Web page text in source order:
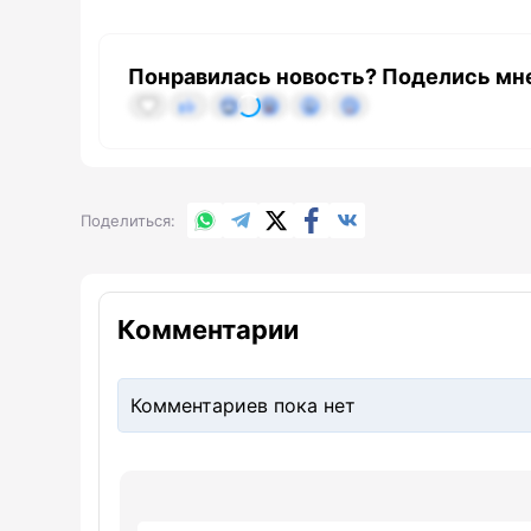
Понравилась новость? Поделись
Поделиться WhatsApp
TelegramX.comFacebook
Комментарии
Комментариев пока нет